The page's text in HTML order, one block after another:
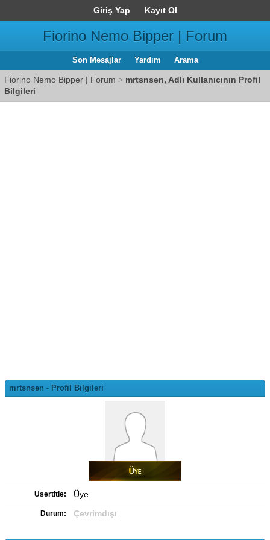
Giriş Yap Kayıt Ol
Fiorino Nemo Bipper | Forum
Son Mesajlar Yardım Arama
Fiorino Nemo Bipper | Forum > mrtsnsen, Adlı Kullanıcının Profil
Bilgileri
mrtsnsen - Profil Bilgileri
Usertitle: Üye
Durum: Çevrimdışı